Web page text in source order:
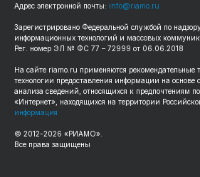
Адрес электронной почты: info@riamo.ru
Зарегистрировано Федеральной службой по надзору
информационных технологий и массовых
Рег. номер ЭЛ № ФС 77 – 72999 от 06.06.2018
На сайте riamo.ru применяются рекомендательные
технологии предоставления информации на основе
анализа сведений, относящихся к предпочтениям
«Интернет», находящихся на территории
информация
© 2012-2026 «РИАМО».
Все права защищены